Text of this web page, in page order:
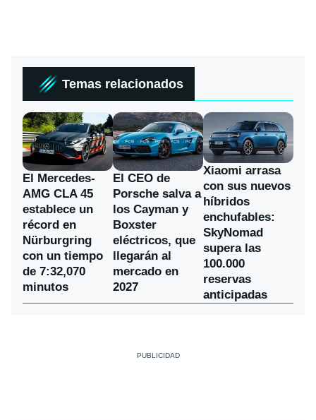
Temas relacionados
El Mercedes-
AMG CLA 45
establece un
récord en
Nürburgring
con un tiempo
de 7:32,070
minutos
El CEO de
Porsche salva a
los Cayman y
Boxster
eléctricos, que
llegarán al
mercado en
2027
Xiaomi arrasa
con sus nuevos
híbridos
enchufables:
SkyNomad
supera las
100.000
reservas
anticipadas